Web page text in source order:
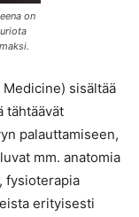
on
sisältää
tähtäävät
palauttamiseen,
mm. anatomia
fysioterapia
erityisesti